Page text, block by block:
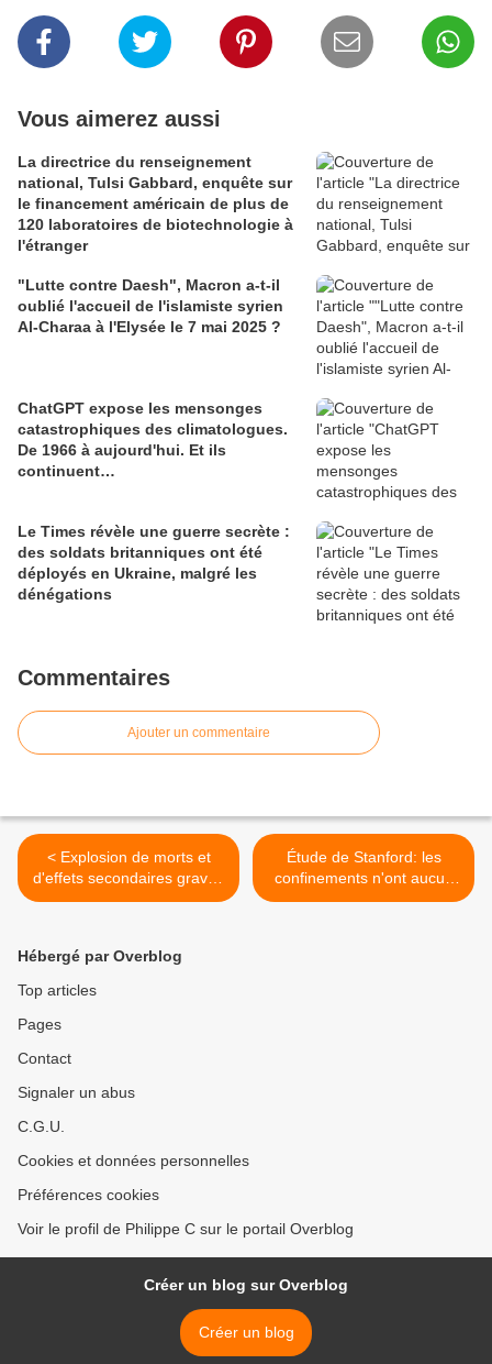
Vous aimerez aussi
La directrice du renseignement
national, Tulsi Gabbard, enquête sur
le financement américain de plus de
120 laboratoires de biotechnologie à
l'étranger
"Lutte contre Daesh", Macron a-t-il
oublié l'accueil de l'islamiste syrien
Al-Charaa à l'Elysée le 7 mai 2025 ?
ChatGPT expose les mensonges
catastrophiques des climatologues.
De 1966 à aujourd'hui. Et ils
continuent…
Le Times révèle une guerre secrète :
des soldats britanniques ont été
déployés en Ukraine, malgré les
dénégations
Commentaires
Ajouter un commentaire
< Explosion de morts et
d'effets secondaires graves
dans le monde liés à la
Étude de Stanford: les
confinements n'ont aucun
effet significatif sur la
Hébergé par Overblog
Top articles
Pages
Contact
Signaler un abus
C.G.U.
Cookies et données personnelles
Préférences cookies
Voir le profil de Philippe C sur le portail Overblog
Créer un blog sur Overblog
Créer un blog